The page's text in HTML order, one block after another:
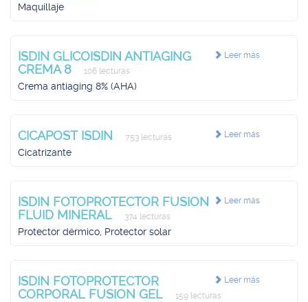
Maquillaje
Leer más
ISDIN GLICOISDIN ANTIAGING
CREMA 8
106 lecturas
Crema antiaging 8% (AHA)
Leer más
CICAPOST ISDIN 753 lecturas
Cicatrizante
Leer más
ISDIN FOTOPROTECTOR FUSION
FLUID MINERAL
374 lecturas
Protector dérmico, Protector solar
Leer más
ISDIN FOTOPROTECTOR
CORPORAL FUSION GEL
159 lecturas